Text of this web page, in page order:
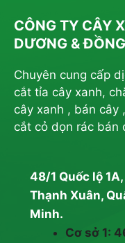
CÔNG TY CÂY
DƯƠNG &
Chuyên cung cấp
cắt tỉa cây xanh,
cây xanh , bán cây
cắt cỏ dọn rác bán
48/1 Quốc lộ
Thạnh Xuân,
Minh.
Cơ sở 1: